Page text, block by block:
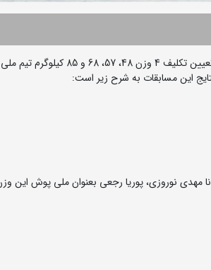
روز شنبه در قم برگزار شد.
این مسابقات به شرح زیر است: